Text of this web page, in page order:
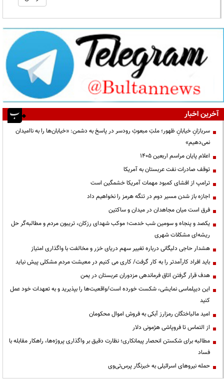
آخرین اخبار
سربازانِ خیابانِ ظهور؛ ملتِ مبعوثِ رودسر در پاسخ به دشمن: «خیابان‌ها را به ناامیدان
نمی‌دهیم»
اعلام پایان مراسم اربعین ۱۴۰۵
توقف صادرات نفت عربستان به آمریکا
ترامپ از افشای کمبود مهمات آمریکا خشمگین است
اجازه باز شدن مسیر دوم در تنگه هرمز را نخواهیم داد
فرق است میان مجاهدان در میدان و ساکتین
یکصد و پنجاه و سومین شب خدمت؛ موکب شهدای رزکان، تریبون مردم و مطالبه‌گر حل
ریشه‌ای مشکلات شهری
هشدار حاجی دلیگانی درباره تغییر سهم دریای خزر و مخالفت با واگذاری امتیاز
باید افراد کارآمدتر را به کار گرفت/ کاری می کنیم در معیشت مردم مشکلی پیش نیاید
هدف قرار گرفتن اتاق‌ فرماندهی مزدوران عربستان در یمن
این دیپلماسی نمایشی، شکست خورده است/واقعیت‌ها را بپذیرید و به تعهدات خود عمل
کنید
امید مالباختگان رمزارز آبکی به فروش اموال محکومان
از التماس تا فروپاشی هژمونی دلار
مطالبه برای شکستن انحصار پیمانکاری؛ نظارت دقیق بر واگذاری پروژه‌ها، راهکار مقابله با
فساد
حمله نیروهای اسرائیلی به خبرنگار پرس‌تی‌وی